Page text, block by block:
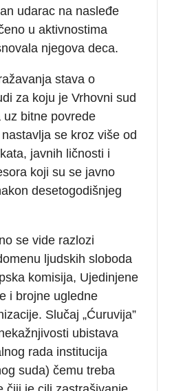
udarac na nasleđe
u aktivnostima
njegova deca.
stava o
za koju je Vrhovni sud
bitne povrede
se kroz više od
javnih ličnosti i
koji su se javno
desetogodišnjeg
se vide razlozi
ljudskih sloboda
komisija, Ujedinjene
i brojne ugledne
Slučaj „Ćuruvija”
ubistava
rada institucija
suda) čemu treba